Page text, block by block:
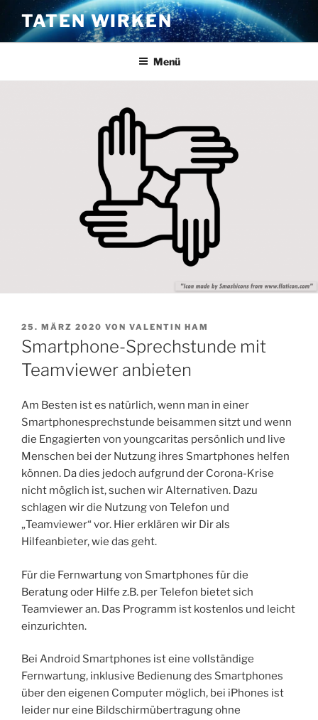
Inhalt
springen
TATEN WIRKEN
Menü
VERÖFFENTLICHT
AM
25. MÄRZ 2020 VON VALENTIN HAM
Smartphone-Sprechstunde mit
Teamviewer anbieten
Am Besten ist es natürlich, wenn man in einer
Smartphonesprechstunde beisammen sitzt und wenn
die Engagierten von youngcaritas persönlich und live
Menschen bei der Nutzung ihres Smartphones helfen
können. Da dies jedoch aufgrund der Corona-Krise
nicht möglich ist, suchen wir Alternativen. Dazu
schlagen wir die Nutzung von Telefon und
„Teamviewer“ vor. Hier erklären wir Dir als
Hilfeanbieter, wie das geht.
Für die Fernwartung von Smartphones für die
Beratung oder Hilfe z.B. per Telefon bietet sich
Teamviewer an. Das Programm ist kostenlos und leicht
einzurichten.
Bei Android Smartphones ist eine vollständige
Fernwartung, inklusive Bedienung des Smartphones
über den eigenen Computer möglich, bei iPhones ist
leider nur eine Bildschirmübertragung ohne